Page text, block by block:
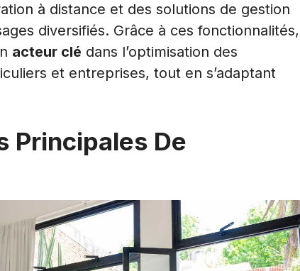
à distance et des solutions de gestion
diversifiés. Grâce à ces fonctionnalités,
acteur clé dans l’optimisation des
et entreprises, tout en s’adaptant
Principales De